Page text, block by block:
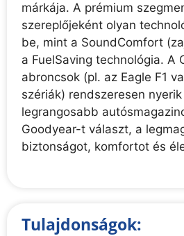
márkája. A prémium
szereplőjeként olyan
be, mint a SoundComfort
a FuelSaving technológia. A
abroncsok (pl. az Eagle F1
szériák) rendszeresen
legrangosabb
Goodyear-t választ, a
biztonságot, komfortot és
Tulajdonságok: